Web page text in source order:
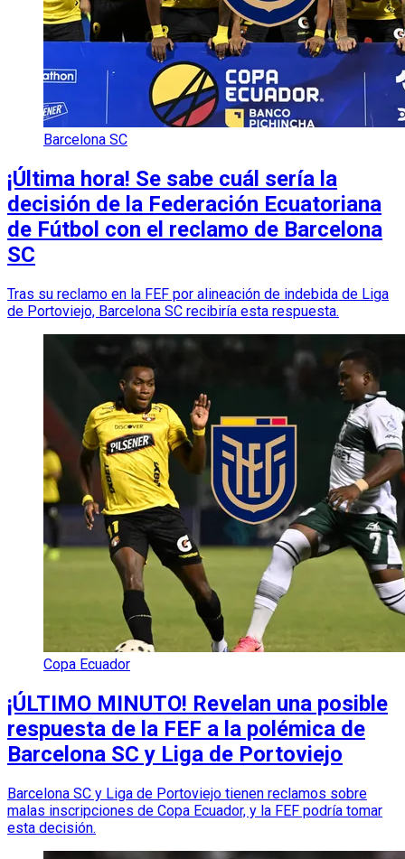
Barcelona SC
¡Última hora! Se sabe cuál sería la
decisión de la Federación Ecuatoriana
de Fútbol con el reclamo de Barcelona
SC
Tras su reclamo en la FEF por alineación de indebida de Liga
de Portoviejo, Barcelona SC recibiría esta respuesta.
Copa Ecuador
¡ÚLTIMO MINUTO! Revelan una posible
respuesta de la FEF a la polémica de
Barcelona SC y Liga de Portoviejo
Barcelona SC y Liga de Portoviejo tienen reclamos sobre
malas inscripciones de Copa Ecuador, y la FEF podría tomar
esta decisión.